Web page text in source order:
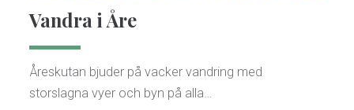
Vandra i Åre
Åreskutan bjuder på vacker vandring med
storslagna vyer och byn på alla…